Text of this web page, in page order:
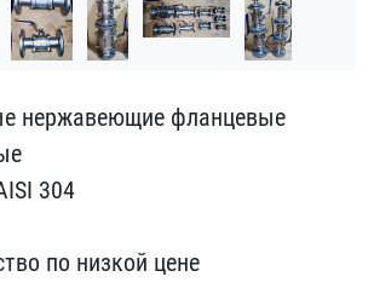
нержавеющи​е фланцевые
30​4
по низкой цене